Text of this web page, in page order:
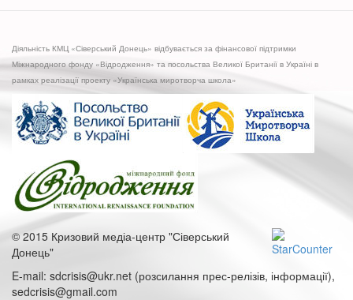
Діяльність КМЦ «Сіверський Донець» відбувається за фінансової підтримки
Міжнародного фонду «Відродження» та посольства Великої Британії в Україні в
рамках реалізації проекту «Українська миротворча школа»
© 2015 Кризовий медіа-центр "Сіверський
Донець"
E-mail: sdcrisis@ukr.net (розсилання прес-релізів, інформації),
sedcrisis@gmail.com